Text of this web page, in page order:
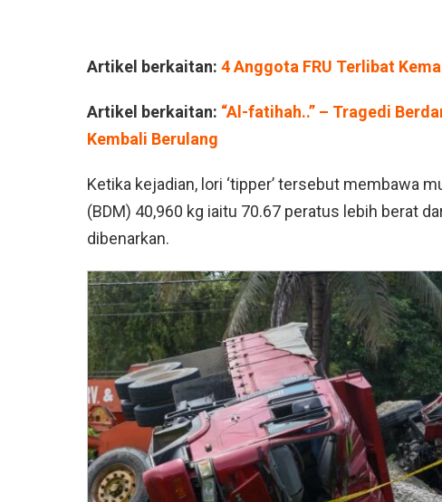
Artikel berkaitan: 4 Anggota FRU Terlibat
Artikel berkaitan: “Al-fatihah..” – Tragedi
Kembali Berulang
Ketika kejadian, lori ‘tipper’ tersebut membawa
(BDM) 40,960 kg iaitu 70.67 peratus lebih berat
dibenarkan.